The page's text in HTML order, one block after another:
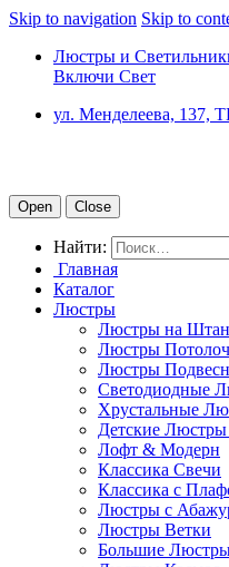
Skip to navigation Skip to
Люстры и
Включи Свет
ул. Менделеева, 137,
Open Close
Найти:
Главная
Каталог
Люстры
Люстры на
Люстры
Люстры
Светодиодные
Хрустальные
Детские Люстры
Лофт & Модерн
Классика Свечи
Классика с
Люстры с
Люстры Ветки
Большие